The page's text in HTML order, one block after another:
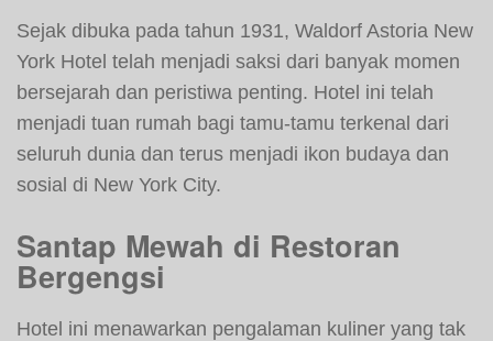
Sejak dibuka pada tahun 1931, Waldorf Astoria New
York Hotel telah menjadi saksi dari banyak momen
bersejarah dan peristiwa penting. Hotel ini telah
menjadi tuan rumah bagi tamu-tamu terkenal dari
seluruh dunia dan terus menjadi ikon budaya dan
sosial di New York City.
Santap Mewah di Restoran
Bergengsi
Hotel ini menawarkan pengalaman kuliner yang tak